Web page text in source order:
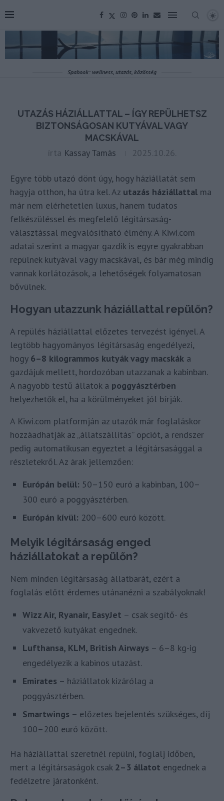
Spabook: wellness, utazás, közösség
UTAZÁS HÁZIÁLLATTAL – ÍGY REPÜLHETSZ
BIZTONSÁGOSAN KUTYÁVAL VAGY
MACSKÁVAL
írta Kassay Tamás 2025.10.26.
Egyre több utazó dönt úgy, hogy háziállatát sem
hagyja otthon, ha útra kel. Az utazás háziállattal ma
már nem elérhetetlen luxus, hanem tudatos
felkészüléssel és megfelelő légitársaság-
választással megvalósítható élmény. A Kiwi.com
adatai szerint a magyar gazdik is egyre gyakrabban
repülnek kutyával vagy macskával, és bár még mindig
vannak korlátozások, a lehetőségek folyamatosan
bővülnek.
Hogyan utazzunk háziállattal repülőn?
A repülés háziállattal előzetes tervezést igényel. A
legtöbb hagyományos légitársaság engedélyezi,
hogy 6–8 kilogrammos kutyák vagy macskák a
gazdájuk mellett, hordozóban utazzanak a kabinban.
A nagyobb testű állatok a poggyásztérben
helyezhetők el, ha a körülményeket jól bírják.
A Kiwi.com platformján az utazók már foglaláskor
hozzáadhatják az „állatszállítás” opciót, a rendszer
pedig automatikusan egyeztet a légitársasággal a
részletekről. Az árak jellemzően:
Európán belül: 50–150 euró a kabinban, 100–
300 euró a poggyásztérben.
Európán kívül: 200–600 euró között.
Melyik légitársaság enged
háziállatokat a repülőn?
Nem minden légitársaság állatbarát, ezért a
foglalás előtt érdemes utánanézni a szabályoknak!
Wizz Air, Ryanair, EasyJet – csak segítő- és
vakvezető kutyákat engednek.
Lufthansa, KLM, British Airways – 6–8 kg-ig
engedélyezik a kabinos utazást.
Emirates – háziállatok kizárólag a
poggyásztérben.
Smartwings – előzetes bejelentés szükséges, díj
100–200 euró között.
Ha háziállattal szeretnél repülni, foglalj időben,
mert a légitársaságok csak 2–3 állatot engednek a
fedélzetre járatonként.